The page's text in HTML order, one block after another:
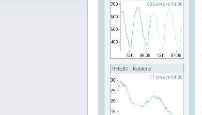
RHEIN - Koblenz